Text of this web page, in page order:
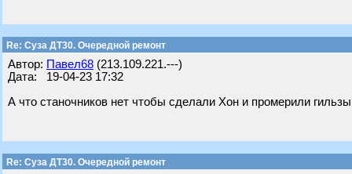
Re: Суза ДТ30. Очередной ремонт
Автор: Павел68 (213.109.221.---)
Дата: 19-04-23 17:32
А что станочников нет чтобы сделали Хон и промерили
Re: Суза ДТ30. Очередной ремонт